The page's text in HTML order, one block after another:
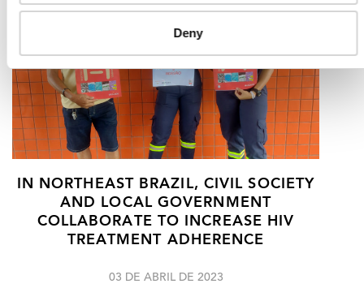
Deny
IN NORTHEAST BRAZIL, CIVIL SOCIETY
AND LOCAL GOVERNMENT
COLLABORATE TO INCREASE HIV
TREATMENT ADHERENCE
03 DE ABRIL DE 2023